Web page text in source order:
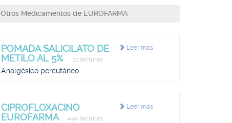
Otros Medicamentos de EUROFARMA
Leer más
POMADA SALICILATO DE
METILO AL 5%
71 lecturas
Analgésico percutáneo
Leer más
CIPROFLOXACINO
EUROFARMA
490 lecturas